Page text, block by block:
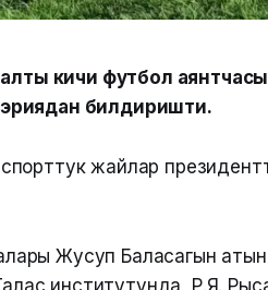
алты кичи футбол
билдиришти.
жайлар
Жусуп Баласагын
институтунда, Р.Я.